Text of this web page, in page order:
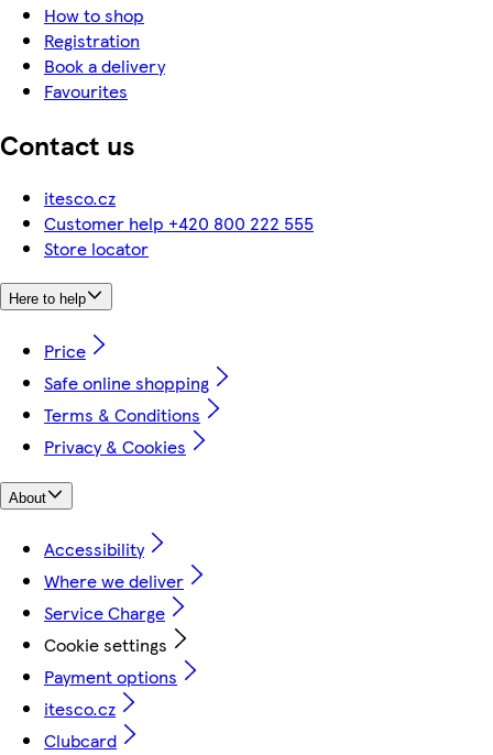
How to shop
Registration
Book a delivery
Favourites
Contact us
itesco.cz
Customer help +420 800 222 555
Store locator
Here to help
Price
Safe online shopping
Terms & Conditions
Privacy & Cookies
About
Accessibility
Where we deliver
Service Charge
Cookie settings
Payment options
itesco.cz
Clubcard